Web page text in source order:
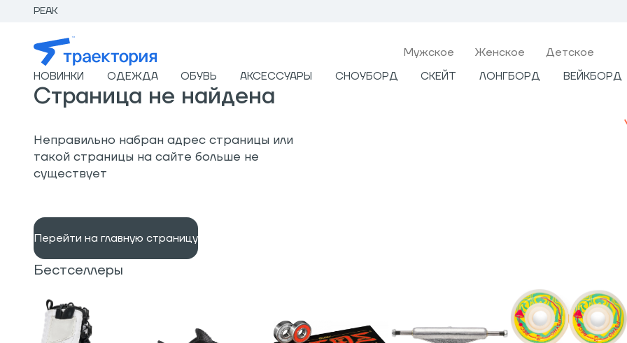
PEAK
Мужcкое Женское Детское
НОВИНКИ ОДЕЖДА ОБУВЬ АКСЕССУАРЫ СНОУБОРД СКЕЙТ ЛОНГБОРД ВЕЙКБОРД
Страница не найдена
Неправильно набран адрес страницы или
такой страницы на сайте больше не
существует
Перейти на главную страницу
Бестселлеры